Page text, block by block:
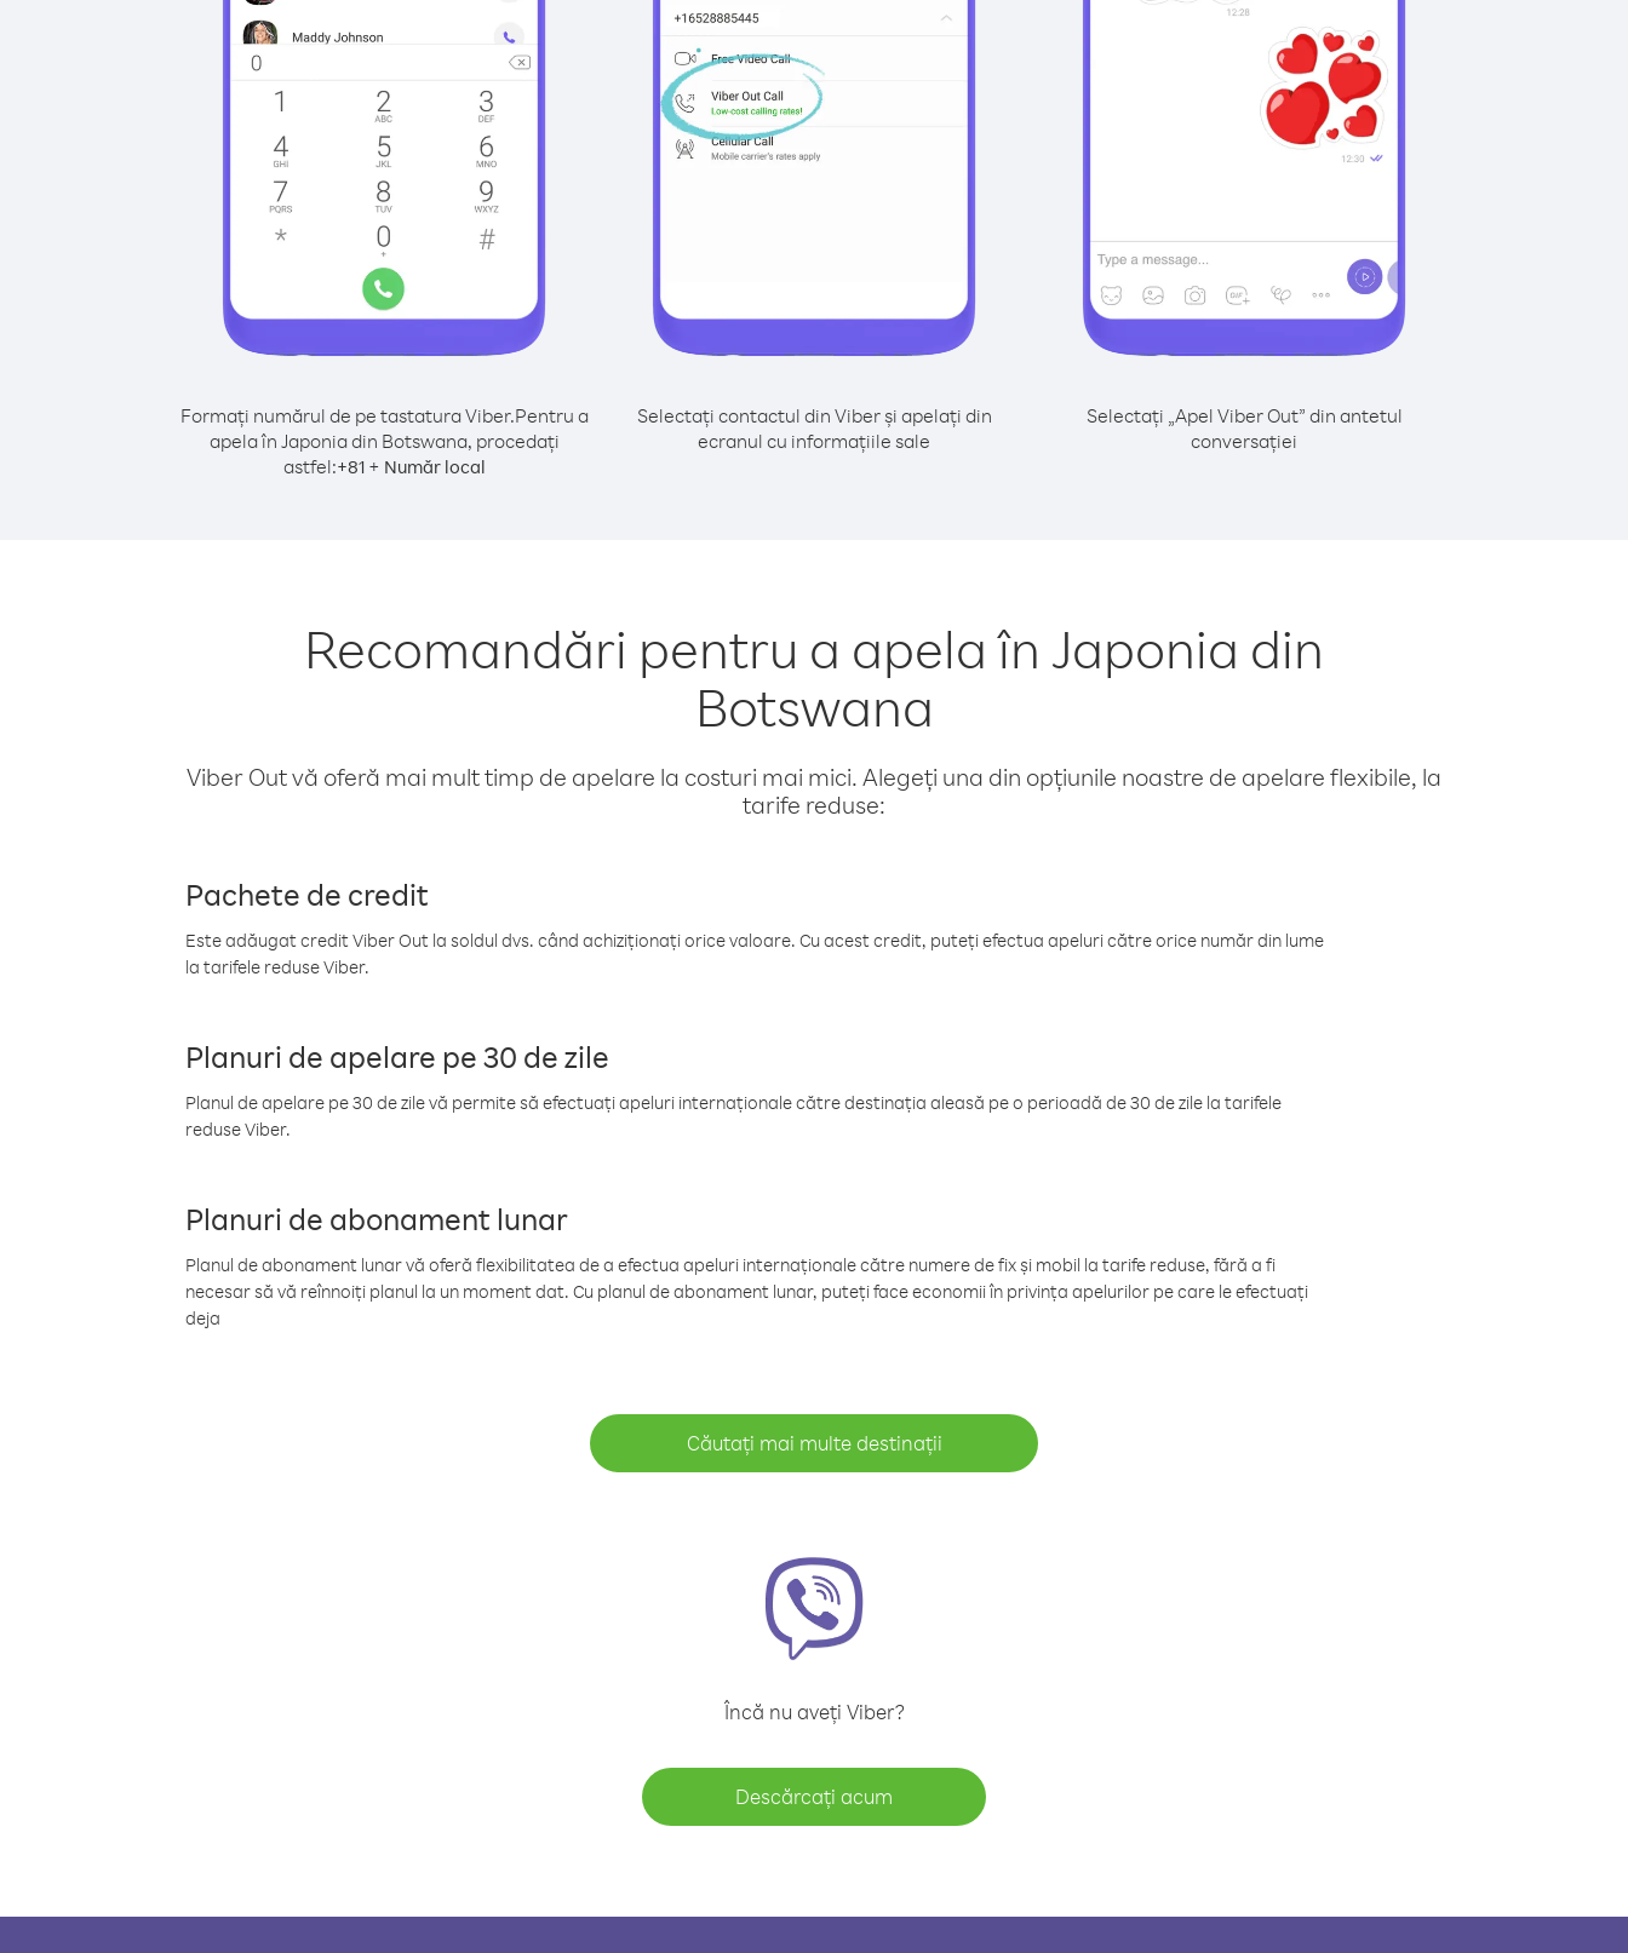
Formați numărul de pe tastatura Viber.Pentru a
apela în Japonia din Botswana, procedați
astfel:+81+ Număr local
Selectați contactul din Viber și apelați din
ecranul cu informațiile sale
Selectați „Apel Viber Out” din antetul
conversației
Recomandări pentru a apela în Japonia din
Botswana
Viber Out vă oferă mai mult timp de apelare la costuri mai mici. Alegeți una din opțiunile noastre de apelare flexibile, la
tarife reduse:
Pachete de credit
Este adăugat credit Viber Out la soldul dvs. când achiziționați orice valoare. Cu acest credit, puteți efectua apeluri către orice număr din lume
la tarifele reduse Viber.
Planuri de apelare pe 30 de zile
Planul de apelare pe 30 de zile vă permite să efectuați apeluri internaționale către destinația aleasă pe o perioadă de 30 de zile la tarifele
reduse Viber.
Planuri de abonament lunar
Planul de abonament lunar vă oferă flexibilitatea de a efectua apeluri internaționale către numere de fix și mobil la tarife reduse, fără a fi
necesar să vă reînnoiți planul la un moment dat. Cu planul de abonament lunar, puteți face economii în privința apelurilor pe care le efectuați
deja
Căutați mai multe destinații
Încă nu aveți Viber?
Descărcați acum